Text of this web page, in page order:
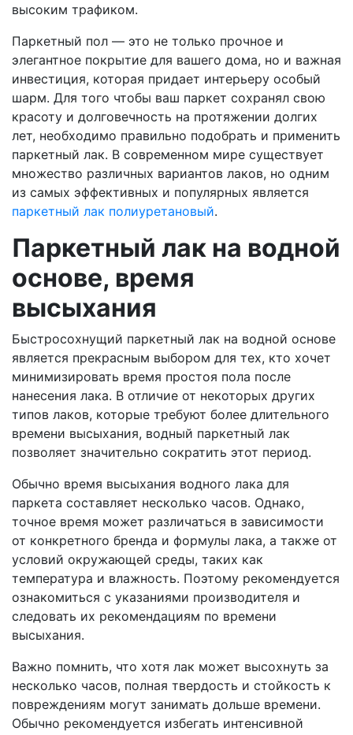
высоким трафиком.
Паркетный пол — это не только прочное и
элегантное покрытие для вашего дома, но и важная
инвестиция, которая придает интерьеру особый
шарм. Для того чтобы ваш паркет сохранял свою
красоту и долговечность на протяжении долгих
лет, необходимо правильно подобрать и применить
паркетный лак. В современном мире существует
множество различных вариантов лаков, но одним
из самых эффективных и популярных является
паркетный лак полиуретановый.
Паркетный лак на водной
основе, время
высыхания
Быстросохнущий паркетный лак на водной основе
является прекрасным выбором для тех, кто хочет
минимизировать время простоя пола после
нанесения лака. В отличие от некоторых других
типов лаков, которые требуют более длительного
времени высыхания, водный паркетный лак
позволяет значительно сократить этот период.
Обычно время высыхания водного лака для
паркета составляет несколько часов. Однако,
точное время может различаться в зависимости
от конкретного бренда и формулы лака, а также от
условий окружающей среды, таких как
температура и влажность. Поэтому рекомендуется
ознакомиться с указаниями производителя и
следовать их рекомендациям по времени
высыхания.
Важно помнить, что хотя лак может высохнуть за
несколько часов, полная твердость и стойкость к
повреждениям могут занимать дольше времени.
Обычно рекомендуется избегать интенсивной